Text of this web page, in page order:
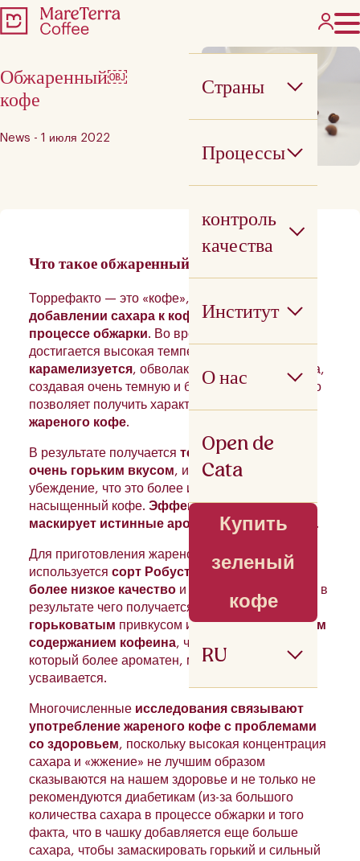
Страны
Процессы
контроль
качества
Институт
О нас
Open de
Cata
Купить
зеленый
кофе
RU
Обжаренный￼
кофе
News - 1 июля 2022
Что такое обжаренный кофе?
Торрефакто — это «кофе»,
добавлении сахара к кофейным зернам в
процессе обжарки. Во время этого процесса
достигается высокая температура, и
карамелизуется, обволакивая кофейные зерна,
создавая очень темную и блестящую пленку, что
позволяет получить характерный
жареного кофе.
В результате получается темный напиток с
очень горьким вкусом, и возникает ложное
убеждение, что это более интенсивный и
насыщенный кофе. Эффект жженого сахара
маскирует истинные ароматы и вкусы кофе
.
Для приготовления жареного кофе обычно
используется сорт Робуста
, который имеет
более низкое качество и
, в
результате чего получается
густой кофес
горьковатым привкусом ив два раза большим
содержанием кофеина, чем кофе Арабика,
который более ароматен, мягче на вкус и легче
усваивается.
Многочисленные исследования связывают
употребление жареного кофе с проблемами
со здоровьем, поскольку высокая концентрация
сахара и «жжение» не лучшим образом
сказываются на нашем здоровье и не только не
рекомендуются диабетикам (из-за большого
количества сахара в процессе обжарки и того
факта, что в чашку добавляется еще больше
сахара, чтобы замаскировать горький и сильный